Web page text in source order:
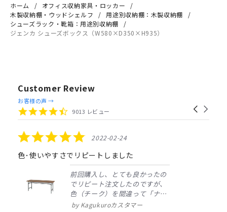
ホーム
オフィス収納家具・ロッカー
木製収納棚・ウッドシェルフ
用途別収納棚：木製収納棚
シューズラック・靴箱：用途別収納棚
ジェンカ シューズボックス（W580×D350×H935）
Customer Review
Reviews
carousel
Carousel
4.4
star
9013 レビュー
お客様の声 →
5.0
star
rating
2022-02-24
色･使いやすさでリピートしました
前回購入し、とても良かったの
でリピート注文したのですが、
色（チーク）を間違って「ナチ
ュラル」としてしまいました。
Kagukuroカスタマー